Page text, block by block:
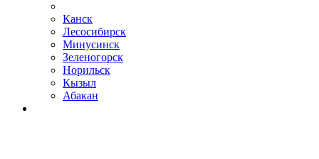
Канск
Лесосибирск
Минусинск
Зеленогорск
Норильск
Кызыл
Абакан